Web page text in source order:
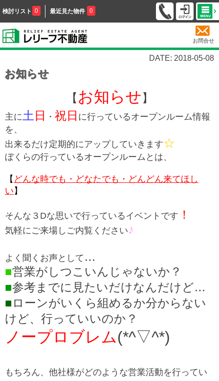
検討リスト 0 最近見た物件 0
お問合せ
DATE: 2018-05-08
お知らせ
【お知らせ】
主に 土 日 ・ 祝日 に行っているオープンルーム情報
を、
出来るだけ定期的にアップしていきます☆
ぼくらの行っているオープンルームとは、
【 どんな時でも・どなたでも・どんどん来てほし
い 】
そんな３Dな思いで行っているイベントです ！
気軽にご来場しご内覧ください♪
よく聞くお声として …
■営業がしつこいんじゃないか？
■参考までに見たいだけなんだけど…
■ ローンがいくら組めるか分からない
けど、行っていいのか？
ノープロブレム(*^▽^*)
もちろん、他社様がどのような営業活動を行ってい